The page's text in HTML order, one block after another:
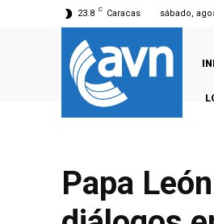
23.8 C Caracas sábado,
Papa